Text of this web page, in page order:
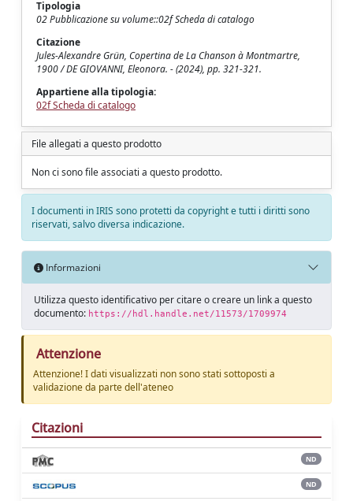
Tipologia
02 Pubblicazione su volume::02f Scheda di catalogo
Citazione
Jules-Alexandre Grün, Copertina de La Chanson à Montmartre,
1900 / DE GIOVANNI, Eleonora. - (2024), pp. 321-321.
Appartiene alla tipologia:
02f Scheda di catalogo
File allegati a questo prodotto
Non ci sono file associati a questo prodotto.
I documenti in IRIS sono protetti da copyright e tutti i diritti sono
riservati, salvo diversa indicazione.
Informazioni
Utilizza questo identificativo per citare o creare un link a questo
documento: https://hdl.handle.net/11573/1709974
Attenzione
Attenzione! I dati visualizzati non sono stati sottoposti a
validazione da parte dell'ateneo
Citazioni
ND
ND